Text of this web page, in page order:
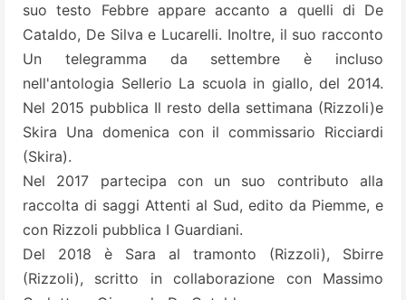
suo testo Febbre appare accanto a quelli di De
Cataldo, De Silva e Lucarelli. Inoltre, il suo racconto
Un telegramma da settembre è incluso
nell'antologia Sellerio La scuola in giallo, del 2014.
Nel 2015 pubblica Il resto della settimana (Rizzoli)e
Skira Una domenica con il commissario Ricciardi
(Skira).
Nel 2017 partecipa con un suo contributo alla
raccolta di saggi Attenti al Sud, edito da Piemme, e
con Rizzoli pubblica I Guardiani.
Del 2018 è Sara al tramonto (Rizzoli), Sbirre
(Rizzoli), scritto in collaborazione con Massimo